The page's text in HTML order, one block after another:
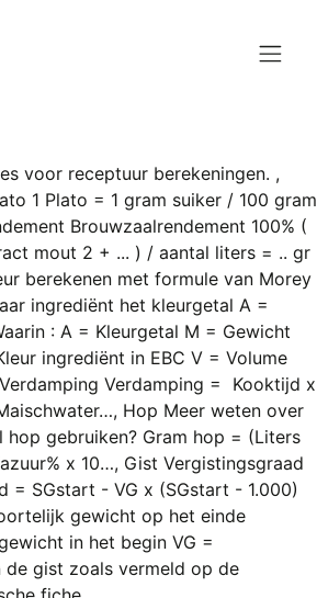
INLOGGEN
REGISTREREN
ADVERTEREN
MELDPUNT
BROUWEN
BLOG
AANBOD
AGENDA
CONTACT
voor receptuur berekeningen. ,
1 Plato = 1 gram suiker / 100 gram
Brouwzaalrendement 100% (
mout 2 + ... ) / aantal liters = .. gr
berekenen met formule van Morey
ingrediënt het kleurgetal A =
: A = Kleurgetal M = Gewicht
ingrediënt in EBC V = Volume
Verdamping = Kooktijd x
Hop Meer weten over
hop gebruiken? Gram hop = (Liters
x 10…, Gist Vergistingsgraad
= SGstart - VG x (SGstart - 1.000)
gewicht op het einde
in het begin VG =
de gist zoals vermeld op de